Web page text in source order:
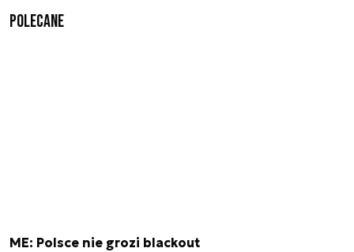
Polecane
ME: Polsce nie grozi blackout